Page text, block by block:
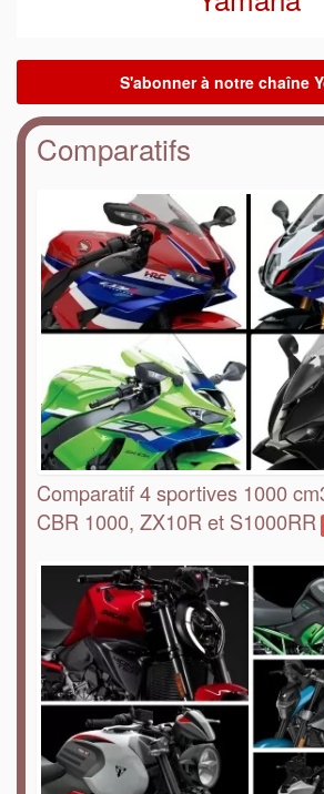
Comparatifs
Comparatif 4 sportives 1000
CBR 1000, ZX10R et S1000RR